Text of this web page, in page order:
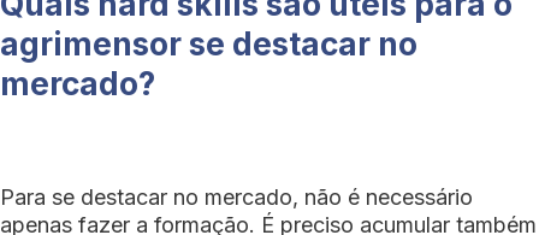
agrimensor se destacar no
mercado?
Para se destacar no mercado, não é necessário
apenas fazer a formação. É preciso acumular também